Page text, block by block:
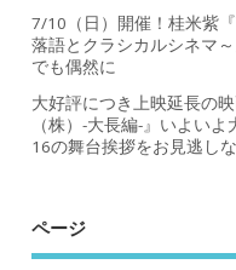
7/10（日）開催！桂米紫
落語とクラシカルシネマ
でも偶然に
大好評につき上映延長の
（株）-大長編-』いよい
16の舞台挨拶をお見逃しな
ページ